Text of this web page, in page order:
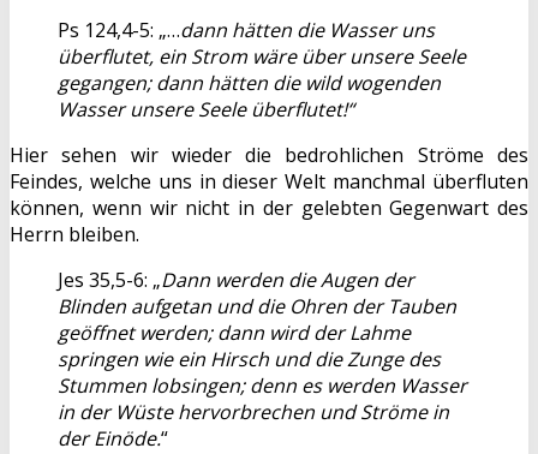
Ps 124,4-5: „…dann hätten die Wasser uns
überflutet, ein Strom wäre über unsere Seele
gegangen; dann hätten die wild wogenden
Wasser unsere Seele überflutet!“
Hier sehen wir wieder die bedrohlichen Ströme des
Feindes, welche uns in dieser Welt manchmal überfluten
können, wenn wir nicht in der gelebten Gegenwart des
Herrn bleiben.
Jes 35,5-6: „Dann werden die Augen der
Blinden aufgetan und die Ohren der Tauben
geöffnet werden; dann wird der Lahme
springen wie ein Hirsch und die Zunge des
Stummen lobsingen; denn es werden Wasser
in der Wüste hervorbrechen und Ströme in
der Einöde.“